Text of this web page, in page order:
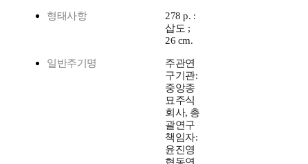
형태사항
278 p. :
삽도 ;
26 cm.
일반주기명
주관연
구기관:
중앙종
묘주식
회사, 총
괄연구
책임자:
윤진영